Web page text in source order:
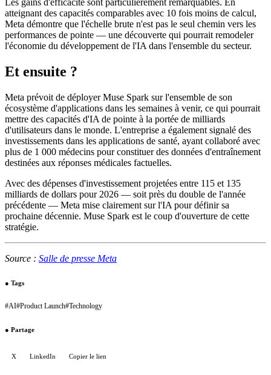
Les gains d'efficacité sont particulièrement remarquables. En
atteignant des capacités comparables avec 10 fois moins de calcul,
Meta démontre que l'échelle brute n'est pas le seul chemin vers les
performances de pointe — une découverte qui pourrait remodeler
l'économie du développement de l'IA dans l'ensemble du secteur.
Et ensuite ?
Meta prévoit de déployer Muse Spark sur l'ensemble de son
écosystème d'applications dans les semaines à venir, ce qui pourrait
mettre des capacités d'IA de pointe à la portée de milliards
d'utilisateurs dans le monde. L'entreprise a également signalé des
investissements dans les applications de santé, ayant collaboré avec
plus de 1 000 médecins pour constituer des données d'entraînement
destinées aux réponses médicales factuelles.
Avec des dépenses d'investissement projetées entre 115 et 135
milliards de dollars pour 2026 — soit près du double de l'année
précédente — Meta mise clairement sur l'IA pour définir sa
prochaine décennie. Muse Spark est le coup d'ouverture de cette
stratégie.
Source : Salle de presse Meta
● Tags
#AI#Product Launch#Technology
● Partage
X LinkedIn Copier le lien